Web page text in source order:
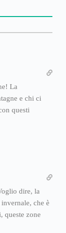
La
e chi ci
questi
dire, la
che è
queste zone